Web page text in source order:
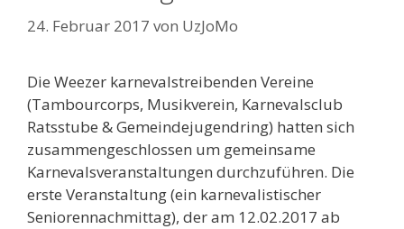
24. Februar 2017 von UzJoMo
Die Weezer karnevalstreibenden Vereine
(Tambourcorps, Musikverein, Karnevalsclub
Ratsstube & Gemeindejugendring) hatten sich
zusammengeschlossen um gemeinsame
Karnevalsveranstaltungen durchzuführen. Die
erste Veranstaltung (ein karnevalistischer
Seniorennachmittag), der am 12.02.2017 ab